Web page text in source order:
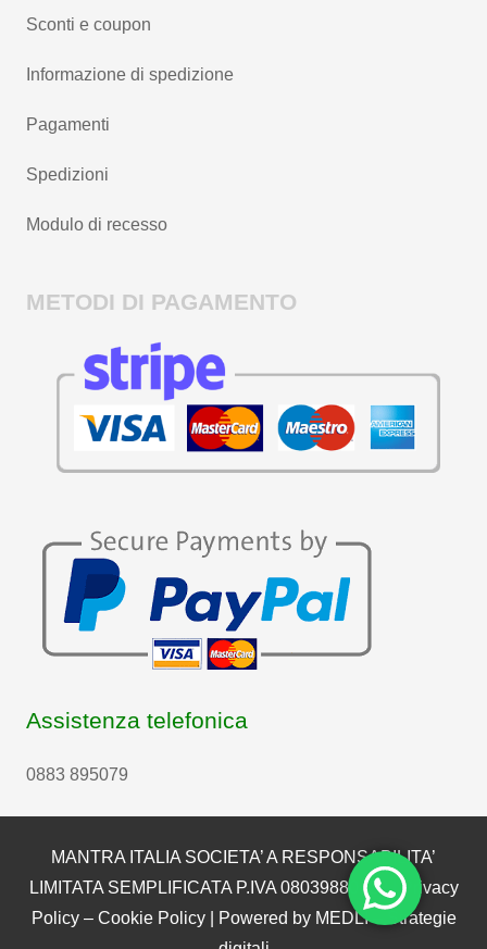
Sconti e coupon
Informazione di spedizione
Pagamenti
Spedizioni
Modulo di recesso
METODI DI PAGAMENTO
Assistenza telefonica
0883 895079
MANTRA ITALIA SOCIETA’ A RESPONSABILITA’
LIMITATA SEMPLIFICATA P.IVA 08039880722 | Privacy
Policy– Cookie Policy| Powered by MEDLI – Strategie